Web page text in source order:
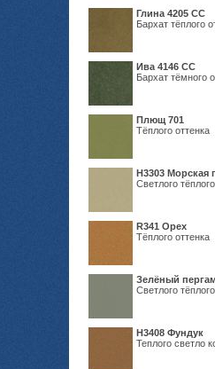
Глина 4205 СС
Бархат тёплого
Ива 4146 СС
Бархат тёмного
Плющ 701
Тёплого оттенка
H3303 Морская
Светлого
R341 Орех
Тёплого оттенка
Зелёный
Светлого
Н3408 Фундук
Теплого светло